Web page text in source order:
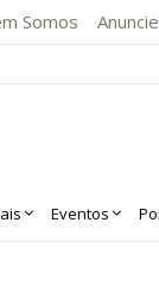
Somos
Eventos